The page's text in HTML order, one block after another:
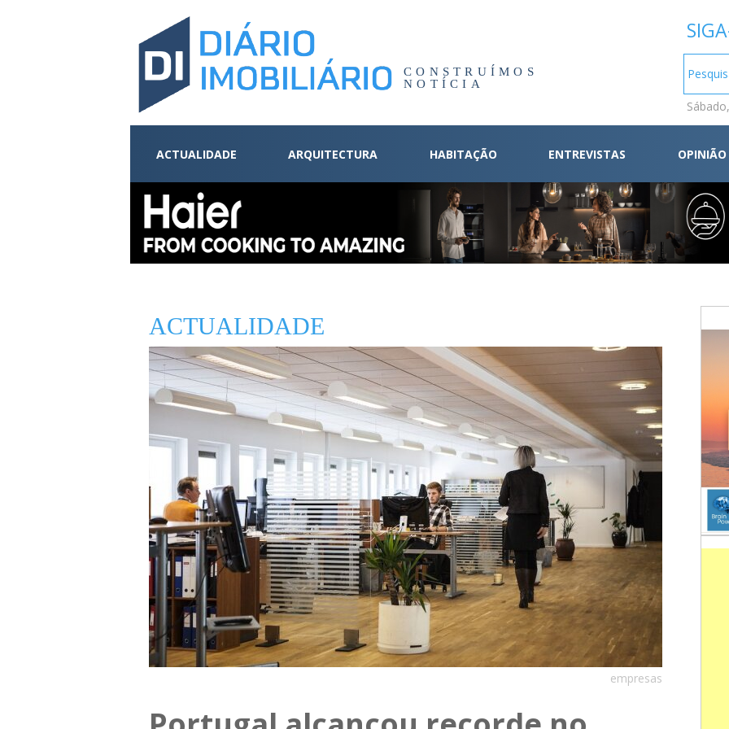
CONSTRUÍMOS
NOTÍCIA
ACTUALIDADE ARQUITECTURA HABITAÇÃO ENTREVISTAS OPINIÃO
ACTUALIDADE
empresas